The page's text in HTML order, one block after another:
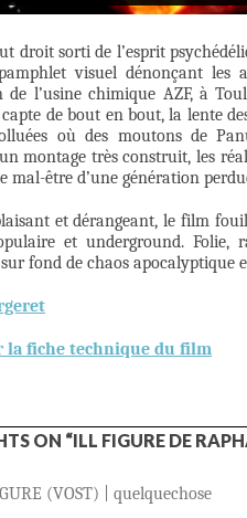
droit sorti de l’esprit
visuel dénonçant les
de l’usine chimique AZF, à
de bout en bout, la lente
où des moutons de
montage très construit, les
mal-être d’une génération
et dérangeant, le film
et underground. Folie,
fond de chaos apocalyptique
la fiche technique du film
ON “ILL FIGURE DE
(VOST) | quelquechose